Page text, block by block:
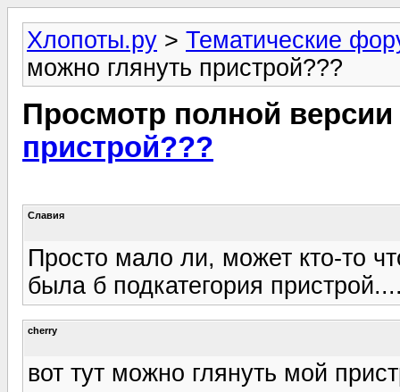
Хлопоты.ру > Тематические
можно глянуть пристрой???
Просмотр полной
пристрой???
Славия
Просто мало ли, может кто-то
была б подкатегория
cherry
вот тут можно глянуть мой